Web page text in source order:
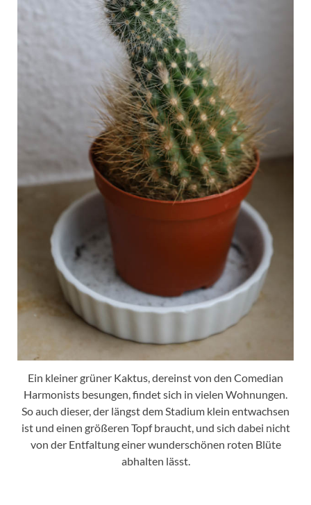
Ein kleiner grüner Kaktus, dereinst von den Comedian
Harmonists besungen, findet sich in vielen Wohnungen.
So auch dieser, der längst dem Stadium klein entwachsen
ist und einen größeren Topf braucht, und sich dabei nicht
von der Entfaltung einer wunderschönen roten Blüte
abhalten lässt.